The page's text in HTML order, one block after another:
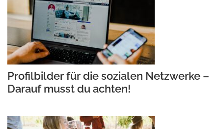
Profilbilder für die sozialen Netzwerke –
Darauf musst du achten!